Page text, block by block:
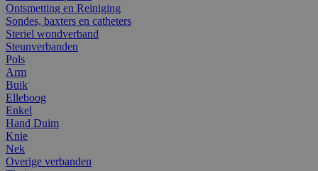
Ontsmetting en Reiniging
Sondes, baxters en catheters
Steriel wondverband
Steunverbanden
Pols
Arm
Buik
Elleboog
Enkel
Hand Duim
Knie
Nek
Overige verbanden